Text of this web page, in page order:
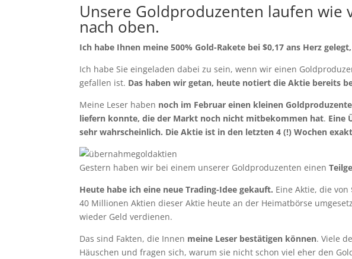
Unsere Goldproduzenten laufen wie
nach oben.
Ich habe Ihnen meine 500% Gold-Rakete bei $0,17 ans Herz
Ich habe Sie eingeladen dabei zu sein, wenn wir einen
gefallen ist. Das haben wir getan, heute notiert die Aktie bereits
Meine Leser haben noch im Februar einen kleinen
liefern konnte, die der Markt noch nicht mitbekommen hat. Eine
sehr wahrscheinlich. Die Aktie ist in den letzten 4 (!) Wochen
Gestern haben wir bei einem unserer Goldproduzenten einen
Heute habe ich eine neue Trading-Idee gekauft. Eine Aktie, die
40 Millionen Aktien dieser Aktie heute an der Heimatbörse
wieder Geld verdienen.
Das sind Fakten, die Innen meine Leser bestätigen können. Viele
Häuschen und fragen sich, warum sie nicht schon viel eher den